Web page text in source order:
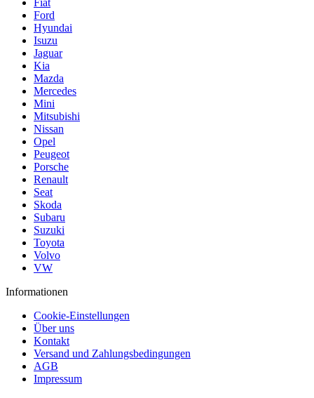
Fiat
Ford
Hyundai
Isuzu
Jaguar
Kia
Mazda
Mercedes
Mini
Mitsubishi
Nissan
Opel
Peugeot
Porsche
Renault
Seat
Skoda
Subaru
Suzuki
Toyota
Volvo
VW
Informationen
Cookie-Einstellungen
Über uns
Kontakt
Versand und Zahlungsbedingungen
AGB
Impressum